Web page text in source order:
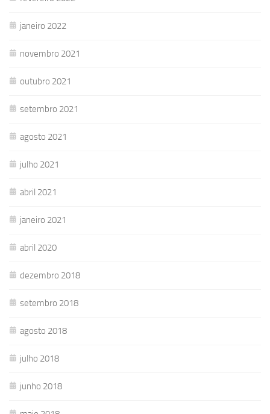
janeiro 2022
novembro 2021
outubro 2021
setembro 2021
agosto 2021
julho 2021
abril 2021
janeiro 2021
abril 2020
dezembro 2018
setembro 2018
agosto 2018
julho 2018
junho 2018